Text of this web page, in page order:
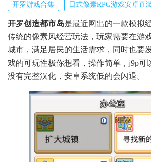
开罗游戏合集 日式像素RPG游戏安卓直
开罗创造都市岛是最近网出的一款模拟
传统的像素风经营玩法，玩家需要在游
城市，满足居民的生活需求，同时也要
戏的可玩性极你想看，操作简单，j9p可
没有完整汉化，安卓系统低的会闪退。